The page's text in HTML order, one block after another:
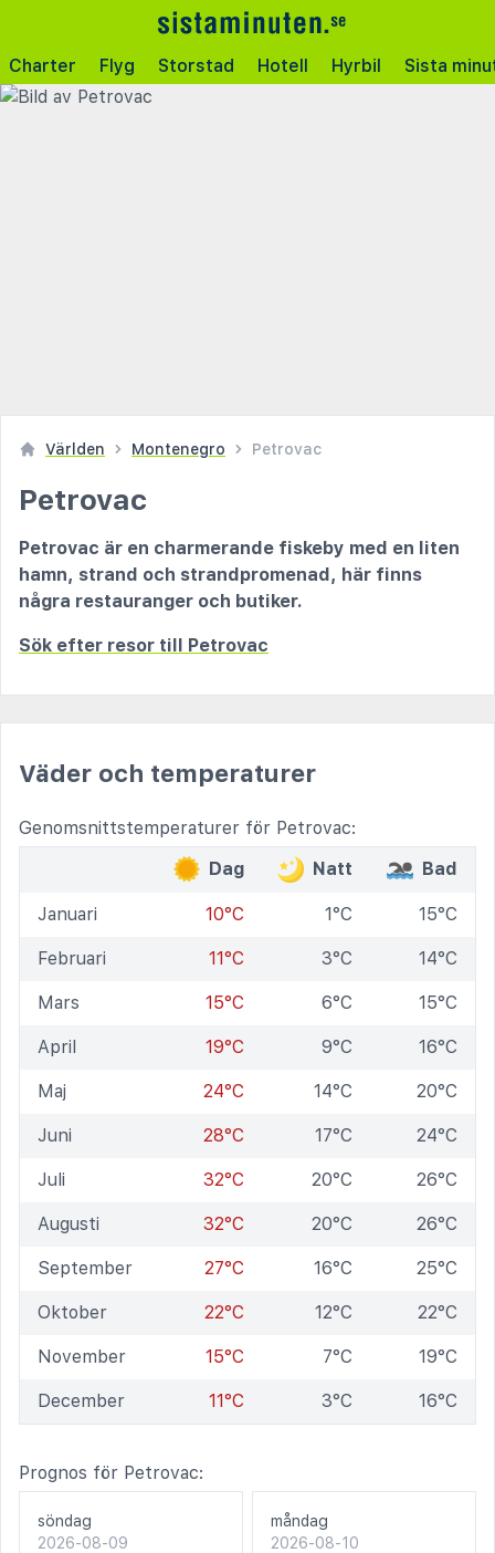
Charter Flyg Storstad Hotell Hyrbil Sista
Världen Montenegro Petrovac
Petrovac
Petrovac är en charmerande fiskeby med en liten
hamn, strand och strandpromenad, här finns
några restauranger och butiker.
Sök efter resor till Petrovac
Väder och temperaturer
Genomsnittstemperaturer för Petrovac:
Dag
Natt Bad
Januari 10°C 1°C 15°C
Februari 11°C 3°C 14°C
Mars 15°C 6°C 15°C
April 19°C 9°C 16°C
Maj 24°C 14°C 20°C
Juni 28°C 17°C 24°C
Juli 32°C 20°C 26°C
Augusti 32°C 20°C 26°C
September 27°C 16°C 25°C
Oktober 22°C 12°C 22°C
November 15°C 7°C 19°C
December 11°C 3°C 16°C
Prognos för Petrovac:
söndag
2026-08-09
måndag
2026-08-10